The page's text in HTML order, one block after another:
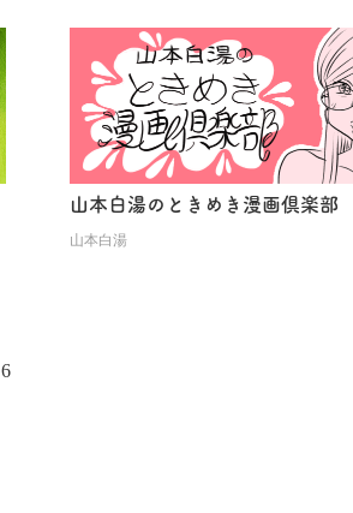
山本白湯のときめき漫画倶楽部
山本白湯
6